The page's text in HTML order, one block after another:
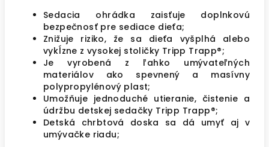
Sedacia ohrádka zaisťuje doplnkovú
bezpečnosť pre sediace dieťa;
Znižuje riziko, že sa dieťa vyšplhá alebo
vykĺzne z vysokej stoličky Tripp Trapp®;
Je vyrobená z ľahko umývateľných
materiálov ako spevnený a masívny
polypropylénový plast;
Umožňuje jednoduché utieranie, čistenie a
údržbu detskej sedačky Tripp Trapp®;
Detská chrbtová doska sa dá umyť aj v
umývačke riadu;